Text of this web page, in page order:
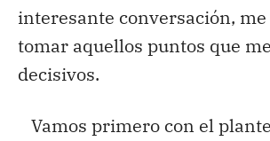
interesante conversación,
tomar aquellos puntos que
decisivos.
Vamos primero con el